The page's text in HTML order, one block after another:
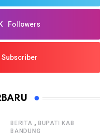
Followers
Subscriber
BERITA , BUPATI KAB
BANDUNG